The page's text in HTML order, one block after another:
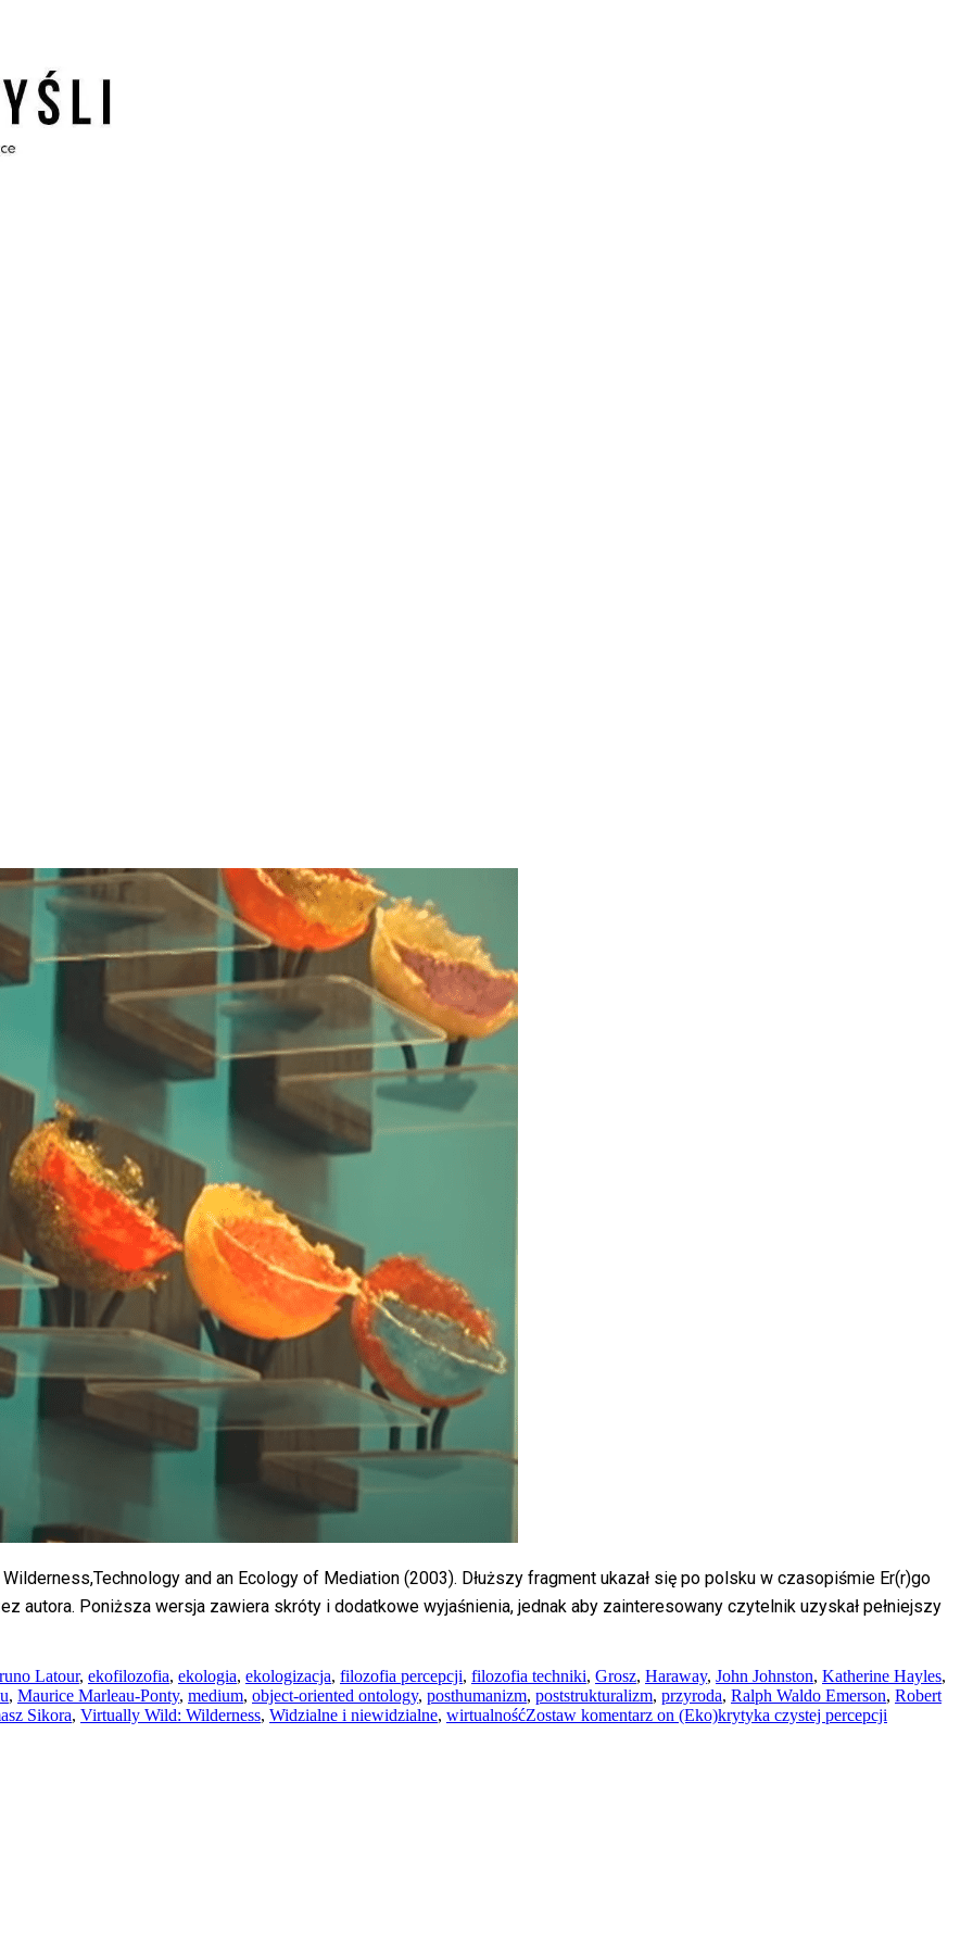
and an Ecology of Mediation (2003). Dłuższy fragment ukazał się po polsku w czasopiśmie Er(r)go
autora. Poniższa wersja zawiera skróty i dodatkowe wyjaśnienia, jednak aby zainteresowany czytelnik uzyskał pełniejszy
Latour, ekofilozofia, ekologia, ekologizacja, filozofia percepcji, filozofia techniki, Grosz, Haraway, John Johnston, Katherine Hayles,
, Maurice Marleau-Ponty, medium, object-oriented ontology, posthumanizm, poststrukturalizm, przyroda, Ralph Waldo Emerson, Robert
Sikora, Virtually Wild: Wilderness, Widzialne i niewidzialne, wirtualnośćZostaw komentarz on (Eko)krytyka czystej percepcji